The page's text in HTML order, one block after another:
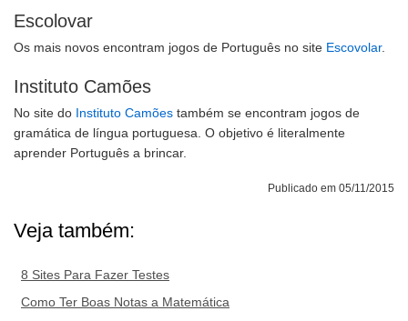
Escolovar
Os mais novos encontram jogos de Português no site Escovolar.
Instituto Camões
No site do Instituto Camões também se encontram jogos de
gramática de língua portuguesa. O objetivo é literalmente
aprender Português a brincar.
Publicado em 05/11/2015
Veja também:
8 Sites Para Fazer Testes
Como Ter Boas Notas a Matemática